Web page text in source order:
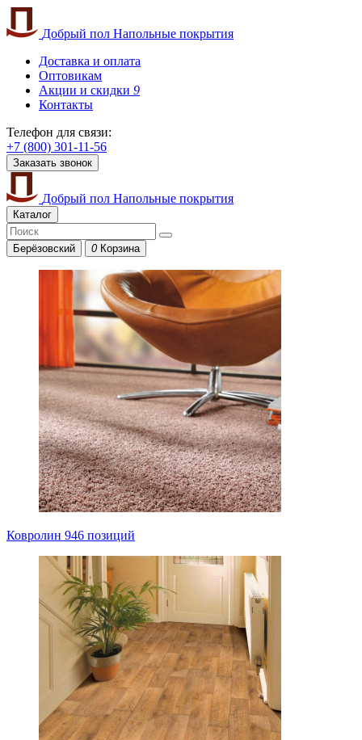
Добрый пол Напольные покрытия
Доставка и оплата
Оптовикам
Акции и скидки 9
Контакты
Телефон для связи:
+7 (800) 301-11-56
Заказать звонок
Добрый пол Напольные покрытия
Каталог
Берёзовский 0 Корзина
Ковролин 946 позиций